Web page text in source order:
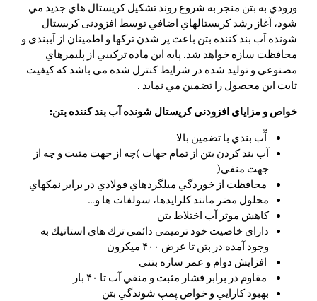
ورودي به بتن منجر به شروع روند تشكيل كريستال هاي جديد مي
شود، آغاز رشد كريستالهاي اضافي توسط افزودنی کریستال
شونده آب بند کننده بتن باعث پر شدن تركها و اطمينان از آببندي و
محافظت سازه خواهد شد. پايه اين ماده تركيبي از پليمرهاي
مصنوعي و توليد شده در شرايط كنترل شده مي باشد كه كيفيت
ثابت اين محصول را تضمين مي نمايد .
خواص و مزایای افزودنی کریستال شونده آب بند کننده بتن:
آّب بندي با تضمين بالا
آب بند كردن بتن از تمام جهات )چه از جهت مثبت و چه از
جهت منفي(
محافظت از خوردگي ميلگردهاي فولادي در برابر نمكهاي
محلول مضر مانند كلرايدها، سولفات ها و…
كاهش موثر آب اختلاط بتن
داراي خاصيت خود ترميمي دائمي ترك هاي استاتيك به
وجود آمده در بتن تا عرض ۴۰۰ ميكرون
افزايش دوام و عمر سازه بتني
مقاوم در برابر فشار مثبت و منفي آب تا ۴۰ بار
بهبود كارايي و خواص پمپ شوندگي بتن